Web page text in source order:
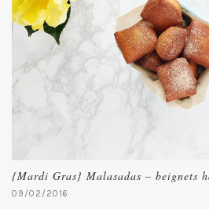
{Mardi Gras} Malasadas – beignets
09/02/2016